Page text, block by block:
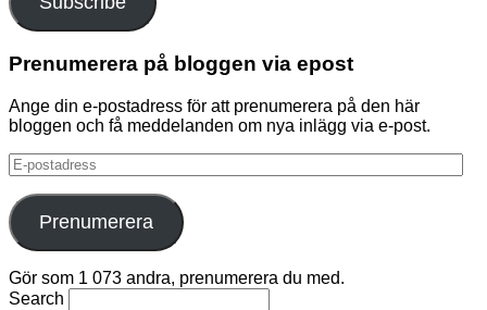
Prenumerera på bloggen via epost
Ange din e-postadress för att prenumerera på den här
bloggen och få meddelanden om nya inlägg via e-post.
E-
postadress
Prenumerera
Gör som 1 073 andra, prenumerera du med.
Search